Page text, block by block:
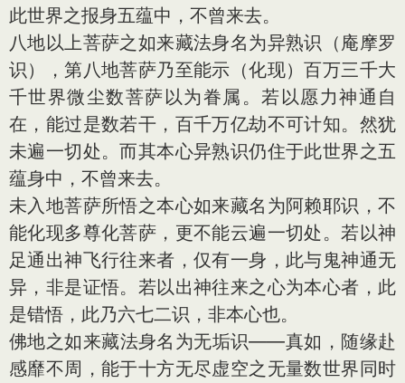
此世界之报身五蕴中，不曾来去。
八地以上菩萨之如来藏法身名为异熟识（庵摩罗
识），第八地菩萨乃至能示（化现）百万三千大
千世界微尘数菩萨以为眷属。若以愿力神通自
在，能过是数若干，百千万亿劫不可计知。然犹
未遍一切处。而其本心异熟识仍住于此世界之五
蕴身中，不曾来去。
未入地菩萨所悟之本心如来藏名为阿赖耶识，不
能化现多尊化菩萨，更不能云遍一切处。若以神
足通出神飞行往来者，仅有一身，此与鬼神通无
异，非是证悟。若以出神往来之心为本心者，此
是错悟，此乃六七二识，非本心也。
佛地之如来藏法身名为无垢识——真如，随缘赴
感靡不周，能于十方无尽虚空之无量数世界同时